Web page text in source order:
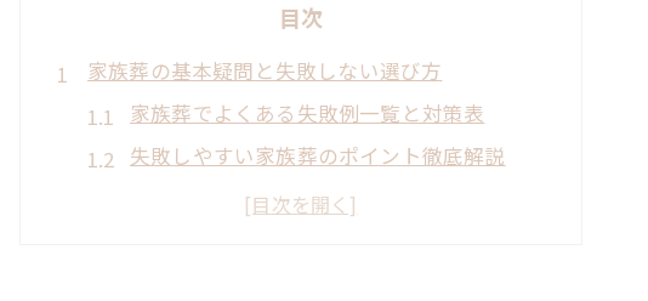
目次
家族葬の基本疑問と失敗しない選び方
家族葬でよくある失敗例一覧と対策表
失敗しやすい家族葬のポイント徹底解説
家族葬 失敗を防ぐための事前準備とは